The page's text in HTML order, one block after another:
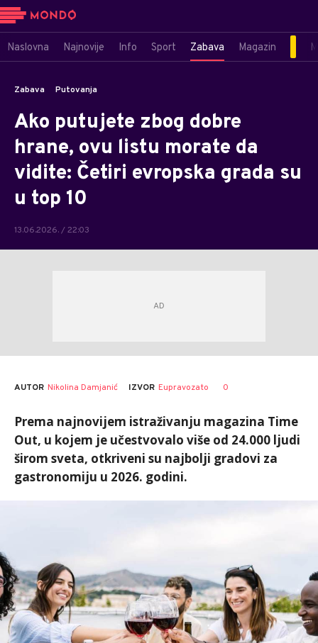
Naslovna Najnovije Info Sport Zabava Magazin
Zabava Putovanja
Ako putujete zbog dobre
hrane, ovu listu morate da
vidite: Četiri evropska grada su
u top 10
13.06.2026. / 22:03
AUTOR Nikolina Damjanić IZVOR Eupravozato 0
Prema najnovijem istraživanju magazina Time
Out, u kojem je učestvovalo više od 24.000 ljudi
širom sveta, otkriveni su najbolji gradovi za
gastronomiju u 2026. godini.